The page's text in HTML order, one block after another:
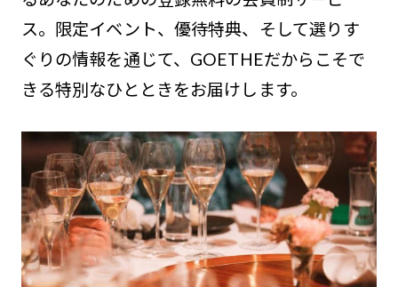
ス。限定イベント、優待特典、そして選りす
ぐりの情報を通じて、GOETHEだからこそで
きる特別なひとときをお届けします。